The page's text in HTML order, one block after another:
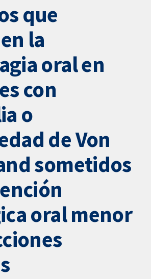
que
la
oral en
con
o
de Von
sometidos
oral menor